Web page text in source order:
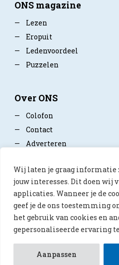
Wij laten je graag informatie
jouw interesses. Dit doen wij
applicaties. Wanneer je de
geef je de ons toestemming
het gebruik van cookies en
gepersonaliseerde ervaring
Aanpassen
ONS magazine
—
Lezen
—
Eropuit
—
Ledenvoordeel
—
Puzzelen
Over ONS
—
Colofon
—
Contact
—
Adverteren
—Privacy policy
© 2026 ONS Magazine